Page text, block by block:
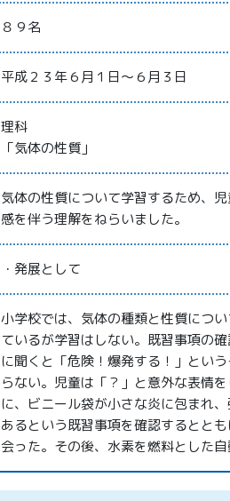
８９名
平成２３年６月１日～６月３日
理科
「気体の性質」
気体の性質について学習するため、
感を伴う理解をねらいました。
・発展として
小学校では、気体の種類と性質につ
ているが学習はしない。既習事項の
に聞くと「危険！爆発する！」とい
らない。児童は「？」と意外な表情
に、ビニール袋が小さな炎に包まれ
あるという既習事項を確認するとと
会った。その後、水素を燃料とした